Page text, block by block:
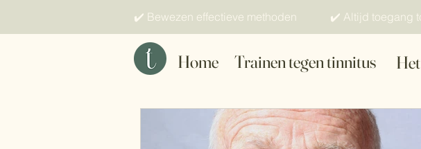
✔️ Bewezen effectieve methoden ✔️ Altijd
Home Trainen tegen tinnitus